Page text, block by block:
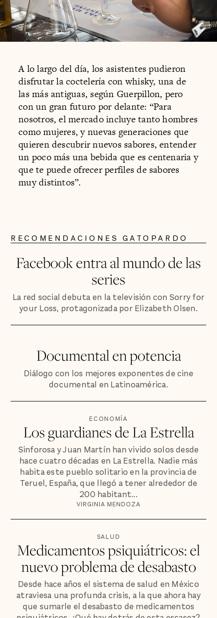
A lo largo del día, los asistentes pudieron
disfrutar la coctelería con whisky, una de
las más antiguas, según Guerpillon, pero
con un gran futuro por delante: “Para
nosotros, el mercado incluye tanto hombres
como mujeres, y nuevas generaciones que
quieren descubrir nuevos sabores, entender
un poco más una bebida que es centenaria y
que te puede ofrecer perfiles de sabores
muy distintos”.
RECOMENDACIONES GATOPARDO
Facebook entra al mundo de las
series
La red social debuta en la televisión con Sorry for
your Loss, protagonizada por Elizabeth Olsen.
Documental en potencia
Diálogo con los mejores exponentes de cine
documental en Latinoamérica.
ECONOMÍA
Los guardianes de La Estrella
Sinforosa y Juan Martín han vivido solos desde
hace cuatro décadas en La Estrella. Nadie más
habita este pueblo solitario en la provincia de
Teruel, España, que llegó a tener alrededor de
200 habitant...
VIRGINIA MENDOZA
SALUD
Medicamentos psiquiátricos: el
nuevo problema de desabasto
Desde hace años el sistema de salud en México
atraviesa una profunda crisis, a la que ahora hay
que sumarle el desabasto de medicamentos